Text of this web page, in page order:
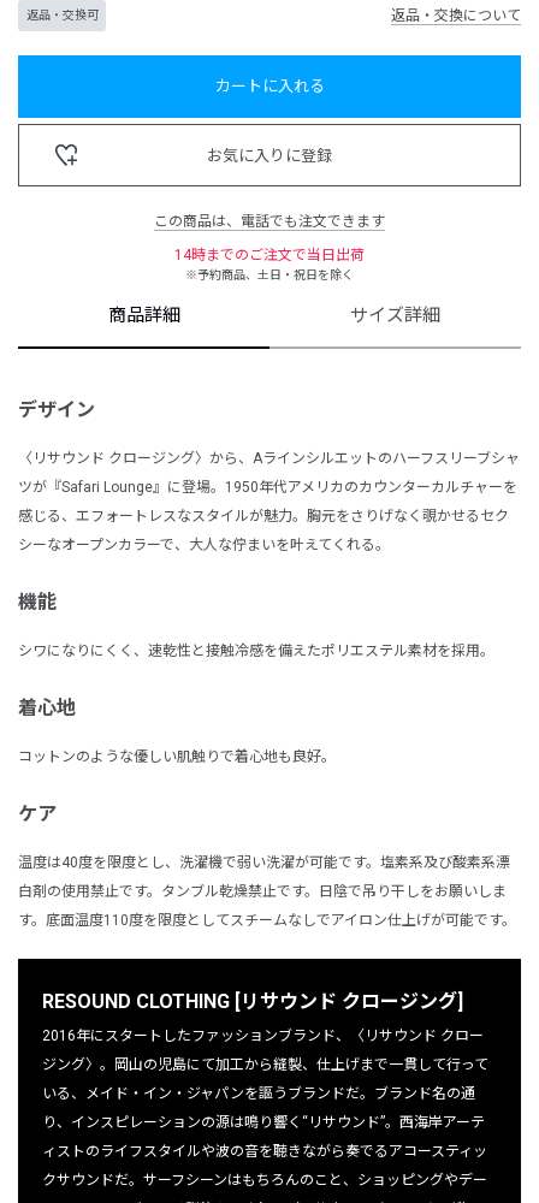
返品・交換可 返品・交換について
カートに入れる
お気に入りに登録
この商品は、電話でも注文できます
14時までのご注文で当日出荷
※予約商品、土日・祝日を除く
商品詳細 サイズ詳細
デザイン
〈リサウンド クロージング〉から、Aラインシルエットのハーフスリーブシャ
ツが『Safari Lounge』に登場。1950年代アメリカのカウンターカルチャーを
感じる、エフォートレスなスタイルが魅力。胸元をさりげなく覗かせるセク
シーなオープンカラーで、大人な佇まいを叶えてくれる。
機能
シワになりにくく、速乾性と接触冷感を備えたポリエステル素材を採用。
着心地
コットンのような優しい肌触りで着心地も良好。
ケア
温度は40度を限度とし、洗濯機で弱い洗濯が可能です。塩素系及び酸素系漂
白剤の使用禁止です。タンブル乾燥禁止です。日陰で吊り干しをお願いしま
す。底面温度110度を限度としてスチームなしでアイロン仕上げが可能です。
RESOUND CLOTHING [リサウンド クロージング]
2016年にスタートしたファッションブランド、〈リサウンド クロー
ジング〉。岡山の児島にて加工から縫製、仕上げまで一貫して行って
いる、メイド・イン・ジャパンを謳うブランドだ。ブランド名の通
り、インスピレーションの源は鳴り響く“リサウンド”。西海岸アーテ
ィストのライフスタイルや波の音を聴きながら奏でるアコースティッ
クサウンドだ。サーフシーンはもちろんのこと、ショッピングやデー